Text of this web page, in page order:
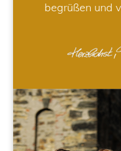
begrüßen und